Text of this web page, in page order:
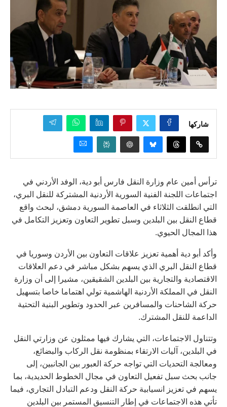
شاركها
ترأس أمين عام وزارة النقل فارس أبو دية، الوفد الأردني في
اجتماعات اللجنة الفنية السورية الأردنية المشتركة للنقل البري،
التي انطلقت الثلاثاء في العاصمة السورية دمشق، لبحث واقع
قطاع النقل بين البلدين وسبل تطوير التعاون وتعزيز التكامل في
هذا المجال الحيوي.
وأكد أبو دية أهمية تعزيز علاقات التعاون بين الأردن وسوريا في
قطاع النقل البري الذي يسهم بشكل مباشر في دعم العلاقات
الاقتصادية والتجارية بين البلدين الشقيقين، مشيرا إلى أن وزارة
النقل في المملكة الأردنية الهاشمية تولي اهتماما خاصا بتسهيل
حركة الشاحنات والمسافرين عبر الحدود وتطوير البنية التحتية
الداعمة للنقل المشترك.
وتتناول الاجتماعات، التي يشارك فيها ممثلون عن وزارتي النقل
في البلدين، آليات الارتقاء بمنظومة نقل الركاب والبضائع،
ومعالجة التحديات التي تواجه حركة العبور بين الجانبين، إلى
جانب بحث سبل تفعيل التعاون في مجال الخطوط الحديدية، بما
يسهم في تعزيز انسيابية حركة النقل ودعم التبادل التجاري، فيما
تأتي هذه الاجتماعات في إطار التنسيق المستمر بين البلدين